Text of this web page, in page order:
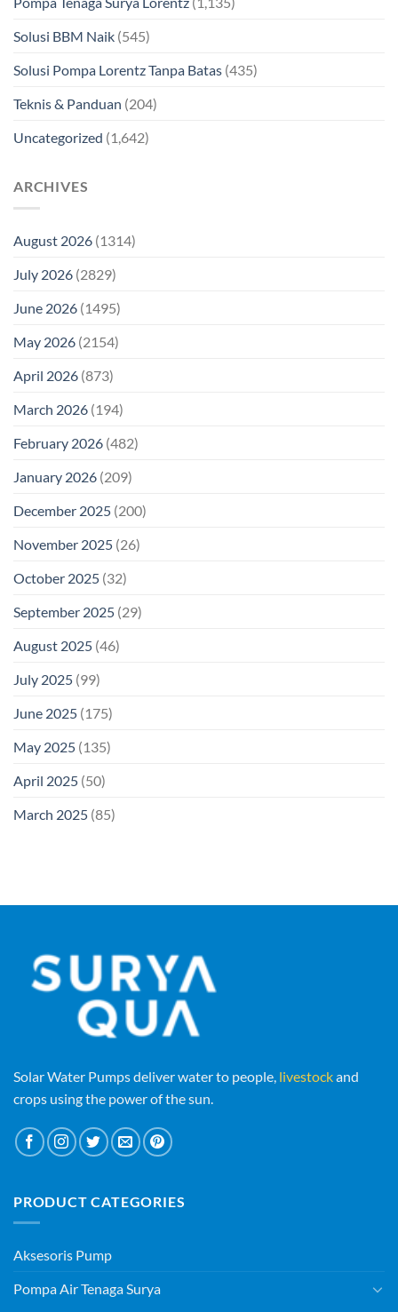
Solusi BBM Naik (545)
Solusi Pompa Lorentz Tanpa Batas (435)
Teknis & Panduan (204)
Uncategorized (1,642)
ARCHIVES
August 2026 (1314)
July 2026 (2829)
June 2026 (1495)
May 2026 (2154)
April 2026 (873)
March 2026 (194)
February 2026 (482)
January 2026 (209)
December 2025 (200)
November 2025 (26)
October 2025 (32)
September 2025 (29)
August 2025 (46)
July 2025 (99)
June 2025 (175)
May 2025 (135)
April 2025 (50)
March 2025 (85)
Solar Water Pumps deliver water to people, livestockand
crops using the power of the sun.
PRODUCT CATEGORIES
Aksesoris Pump
Pompa Air Tenaga Surya